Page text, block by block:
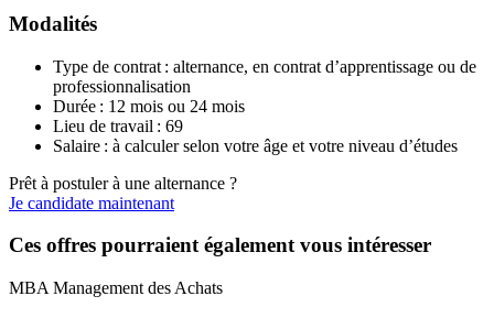
Modalités
Type de contrat : alternance, en contrat d’apprentissage ou de
professionnalisation
Durée : 12 mois ou 24 mois
Lieu de travail : 69
Salaire : à calculer selon votre âge et votre niveau d’études
Prêt à postuler à une alternance ?
Je candidate maintenant
Ces offres pourraient également vous intéresser
MBA Management des Achats